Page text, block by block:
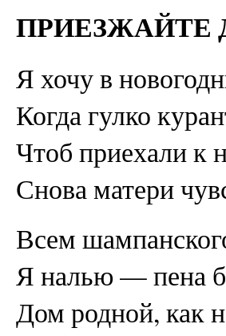
ПРИЕЗЖАЙТЕ
Я хочу в
Когда гулко
Чтоб приехали к
Снова матери
Всем
Я налью — пена
Дом родной, как